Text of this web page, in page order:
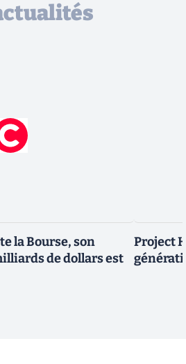
la Bourse, son
de dollars est
Project